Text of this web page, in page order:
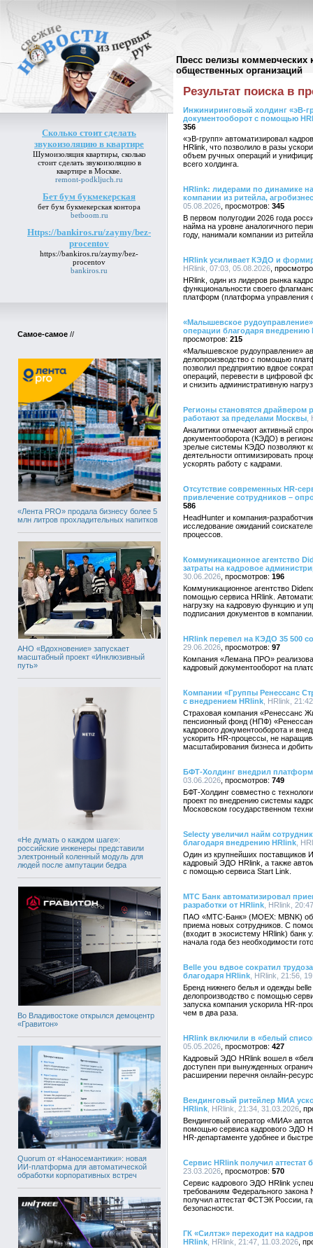
Пресс релизы коммерческих
общественных организаций
Сколько стоит сделать
звукоизоляцию в квартире
Шумоизоляция квартиры, сколько
стоит сделать звукоизоляцию в
квартире в Москве.
remont-podkljuch.ru
Бет бум букмекерская
бет бум букмекерская контора
betboom.ru
Https://bankiros.ru/zaymy/bez-
procentov
https://bankiros.ru/zaymy/bez-
procentov
bankiros.ru
Самое-самое //
«Лента PRO» продала бизнесу более 5
млн литров прохладительных напитков
АНО «Вдохновение» запускает
масштабный проект «Инклюзивный
путь»
«Не думать о каждом шаге»:
российские инженеры представили
электронный коленный модуль для
людей после ампутации бедра
Во Владивостоке открылся демоцентр
«Гравитон»
Quorum от «Наносемантики»: новая
ИИ-платформа для автоматической
обработки корпоративных встреч
Поиск в пресс-релизах//
Результат поиска в
Инжиниринговый холдинг «эВ-
документооборот с помощью
356
«эВ-групп» автоматизировал
HRlink, что позволило в разы
объем ручных операций и
всего холдинга.
HRlink: лидерами по динамике
компании из ритейла,
05.08.2026
345
В первом полугодии 2026 года
найма на уровне аналогичного
году, нанимали компании из
HRlink усиливает КЭДО и
HRlink, 07:03, 05.08.2026
HRlink, один из лидеров рынка
функциональности своего
платформ (платформа управления
«Малышевское
операции благодаря внедрению
215
«Малышевское рудоуправление»
делопроизводство с помощью
позволил предприятию вдвое
операций, перевести в цифровой
и снизить административную
Регионы становятся драйвером
работают за пределами Москвы
Аналитики отмечают активный
документооборота (КЭДО) в
зрелые системы КЭДО позволяют
деятельности оптимизировать
ускорять работу с кадрами.
Отсутствие современных HR-
привлечение сотрудников –
586
HeadHunter и компания-
исследование ожиданий
процессов.
Коммуникационное агентство
затраты на кадровое
30.06.2026
196
Коммуникационное агентство
помощью сервиса HRlink.
нагрузку на кадровую функцию и
подписания документов в компании.
HRlink перевел на КЭДО 35 500
29.06.2026
97
Компания «Лемана ПРО»
кадровый документооборот на
Компании «Группы Ренессанс
с внедрением HRlink , HRlink,
Страховая компания «Ренессанс
пенсионный фонд (НПФ)
кадрового документооборота и
ускорить HR-процессы, не
масштабирования бизнеса и
БФТ-Холдинг внедрил
03.06.2026
749
БФТ-Холдинг совместно с
проект по внедрению системы
Московском государственном
Selecty увеличил найм
благодаря внедрению HRlink ,
Один из крупнейших поставщиков
кадровый ЭДО HRlink, а также
с помощью сервиса Start Link.
МТС Банк автоматизировал
разработки от HRlink , HRlink,
ПАО «МТС-Банк» (MOEX: MBNK)
приема новых сотрудников. С
(входит в экосистему HRlink) банк
начала года без необходимости
Belle you вдвое сократил
благодаря HRlink , HRlink, 21:56,
Бренд нижнего белья и одежды
делопроизводство с помощью
запуска компания ускорила HR-
чем в два раза.
HRlink включили в «белый
05.05.2026
427
Кадровый ЭДО HRlink вошел в
доступен при вынужденных
расширении перечня онлайн-
Вендинговый ритейлер МИА
HRlink , HRlink, 21:34, 31.03.2026
Вендинговый оператор «МИА»
помощью сервиса кадрового ЭДО
HR-департаменте удобнее и
Сервис HRlink получил аттестат
23.03.2026
570
Сервис кадрового ЭДО HRlink
требованиям Федерального
получил аттестат ФСТЭК России,
безопасности.
ГК «Силтэк» переходит на
HRlink , HRlink, 21:47, 11.03.2026